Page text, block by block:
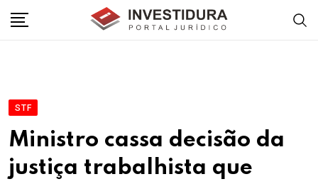
STF
Ministro cassa decisão da
justiça trabalhista que